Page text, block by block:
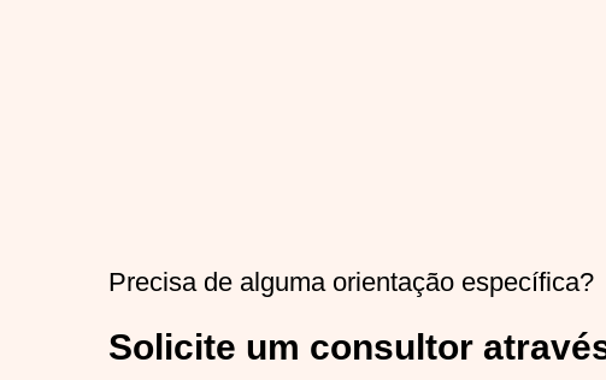
Precisa de alguma orientação específica?
Solicite um consultor